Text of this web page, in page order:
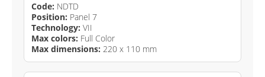
Code: NDTD
Position: Panel 7
Technology: VII
Max colors: Full Color
Max dimensions: 220 x 110 mm